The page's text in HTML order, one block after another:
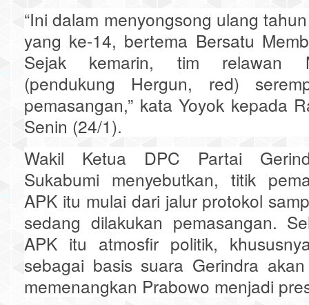
“Ini dalam menyongsong ulang
yang ke-14, bertema Bersatu
Sejak kemarin, tim relawan
(pendukung Hergun, red)
pemasangan,” kata Yoyok kepada
Senin (24/1).
Wakil Ketua DPC Partai
Sukabumi menyebutkan, titik
APK itu mulai dari jalur protokol
sedang dilakukan pemasangan.
APK itu atmosfir politik,
sebagai basis suara Gerindra
memenangkan Prabowo menjadi